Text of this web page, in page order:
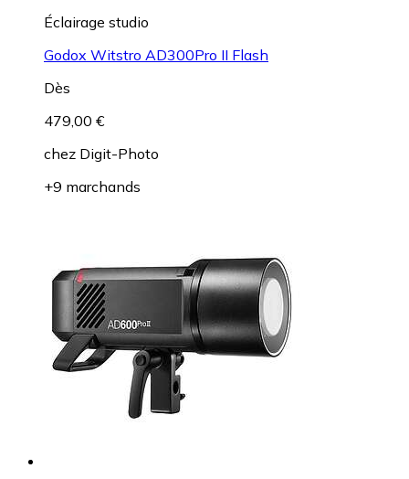
Éclairage studio
Godox Witstro AD300Pro II Flash
Dès
479,00 €
chez Digit-Photo
+9 marchands